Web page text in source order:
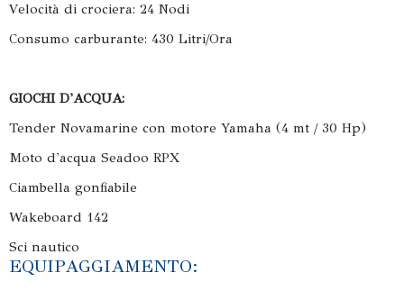
Velocità di crociera: 24 Nodi
Consumo carburante: 430 Litri/Ora
GIOCHI D'ACQUA:
Tender Novamarine con motore Yamaha (4 mt / 30 Hp)
Moto d'acqua Seadoo RPX
Ciambella gonfiabile
Wakeboard 142
Sci nautico
EQUIPAGGIAMENTO: